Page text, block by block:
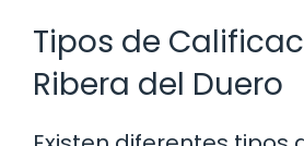
Tipos de
Ribera del Duero